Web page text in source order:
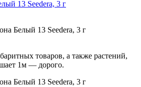
товаров, а также растений,
1м — дорого.